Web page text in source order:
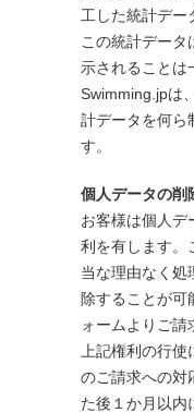
工した統計デー
この統計データ
示されることは
Swimming.jpは
計データを何ら
す。
個人データの削
お客様は個人デ
利を有します。
当な理由なく処
除することが可
ォームよりご請
上記権利の行使
のご請求への対
た後１か月以内